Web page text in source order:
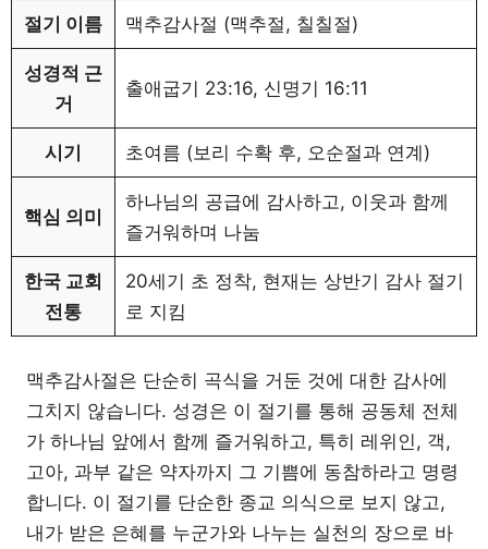
절기 이름 맥추감사절 (맥추절, 칠칠절)
성경적 근
거
출애굽기 23:16, 신명기 16:11
시기 초여름 (보리 수확 후, 오순절과 연계)
핵심 의미
하나님의 공급에 감사하고, 이웃과 함께
즐거워하며 나눔
한국 교회
전통
20세기 초 정착, 현재는 상반기 감사 절기
로 지킴
맥추감사절은 단순히 곡식을 거둔 것에 대한 감사에
그치지 않습니다. 성경은 이 절기를 통해 공동체 전체
가 하나님 앞에서 함께 즐거워하고, 특히 레위인, 객,
고아, 과부 같은 약자까지 그 기쁨에 동참하라고 명령
합니다. 이 절기를 단순한 종교 의식으로 보지 않고,
내가 받은 은혜를 누군가와 나누는 실천의 장으로 바